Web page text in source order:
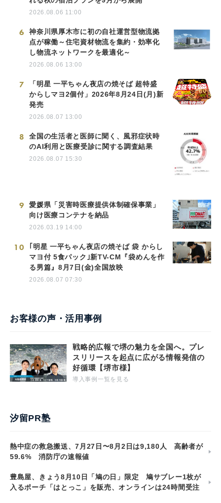
2026.08.06 11:00
6
神奈川県厚木市に初の自社運営型物流拠
点が稼働～住宅資材物流を集約・効率化
し物流ネットワークを最適化～
2026.08.06 13:00
7
「明星 一平ちゃん夜店の焼そば 超特盛
からしマヨ2個付」2026年8月24日(月)新
発売
2026.08.07 13:00
8
全国の生活者と医師に聞く、風邪症状時
のAI利用と医療受診に関する調査結果
2026.08.07 15:30
9
愛媛県「災害時医療提供体制確保事業」
向け医療コンテナを納品
2026.03.19 14:00
10
｢明星 一平ちゃん夜店の焼そば 袋 からし
マヨ付 5食パック｣新TV-CM『袋めんを作
る男篇』8月7日(金)全国放映
2026.08.07 07:30
お客様の声・活用事例
戦略的広報で堺の魅力を全国へ。プレ
スリリースを起点に広がる情報発信の
好循環【堺市様】
導入事例一覧を見る
汐留PR塾
熱中症の救急搬送、7月27日〜8月2日は9,180人 高齢者が
59.6% 消防庁の速報値
豊島屋、きょう8月10日「鳩の日」限定 鳩サブレー1枚が
入るポーチ「はとっこ」を販売、オンラインは24時間受注